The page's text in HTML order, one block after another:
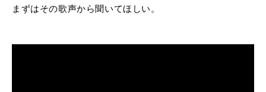
まずはその歌声から聞いてほしい。